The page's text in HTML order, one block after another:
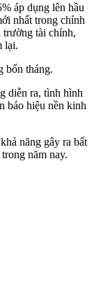
áp dụng lên hầu
nhất trong chính
trường tài chính,
lại.
bốn tháng.
diễn ra, tình hình
báo hiệu nền kinh
năng gây ra bất
năm nay.